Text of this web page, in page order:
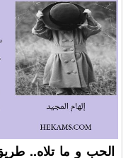
الحب و ما تلاه..